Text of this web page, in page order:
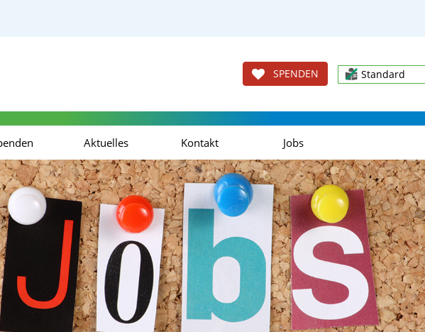
SPENDEN Standard
Aktuelles Kontakt Jobs